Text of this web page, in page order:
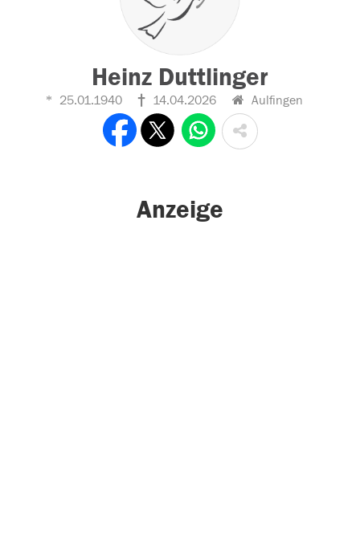
Heinz Duttlinger
25.01.1940 14.04.2026 Aulfingen
Anzeige